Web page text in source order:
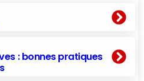
: bonnes pratiques